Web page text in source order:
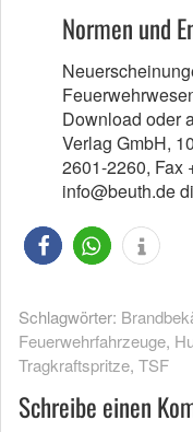
Normen und
Download oder
Verlag GmbH,
2601-2260, Fax
info@beuth.de
Schlagwörter:
Feuerwehrfahrzeuge,
Tragkraftspritze, TSF
Schreibe einen